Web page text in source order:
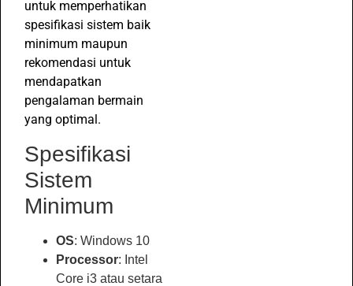
untuk memperhatikan
spesifikasi sistem baik
minimum maupun
rekomendasi untuk
mendapatkan
pengalaman bermain
yang optimal.
Spesifikasi
Sistem
Minimum
OS: Windows 10
Processor: Intel
Core i3 atau setara